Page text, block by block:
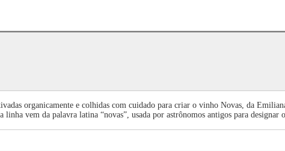
organicamente e colhidas com cuidado para criar o vinho Novas, da
vem da palavra latina “novas”, usada por astrônomos antigos para designar